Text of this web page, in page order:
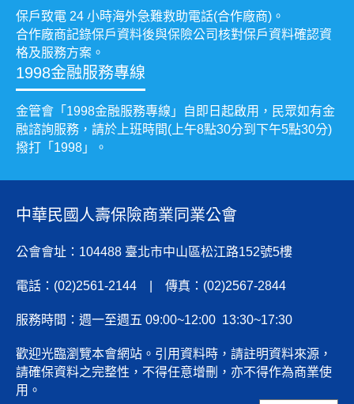
保戶致電 24 小時海外急難救助電話(合作廠商)。
合作廠商記錄保戶資料後與保險公司核對保戶資料確認資
格及服務方案。
1998金融服務專線
金管會「1998金融服務專線」自即日起啟用，民眾如有金
融諮詢服務，請於上班時間(上午8點30分到下午5點30分)
撥打「1998」。
中華民國人壽保險商業同業公會
公會會址：104488 臺北市中山區松江路152號5樓
電話：(02)2561-2144 | 傳真：(02)2567-2844
服務時間：週一至週五 09:00~12:00 13:30~17:30
歡迎光臨瀏覽本會網站。引用資料時，請註明資料來源，
請確保資料之完整性，不得任意增刪，亦不得作為商業使
用。